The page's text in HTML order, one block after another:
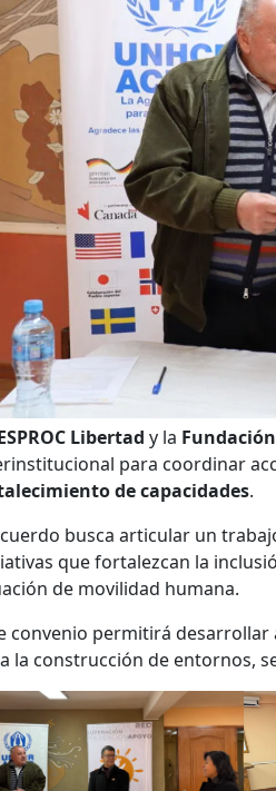
Libertad y la
para coordinar
de capacidades.
busca articular un
que fortalezcan la
de movilidad humana.
convenio permitirá
la construcción de entornos,